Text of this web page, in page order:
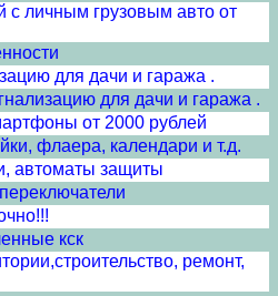
с личным грузовым авто от
для дачи и гаража .
для дачи и гаража .
от 2000 рублей
флаера, календари и т.д.
автоматы защиты
кск
ремонт,